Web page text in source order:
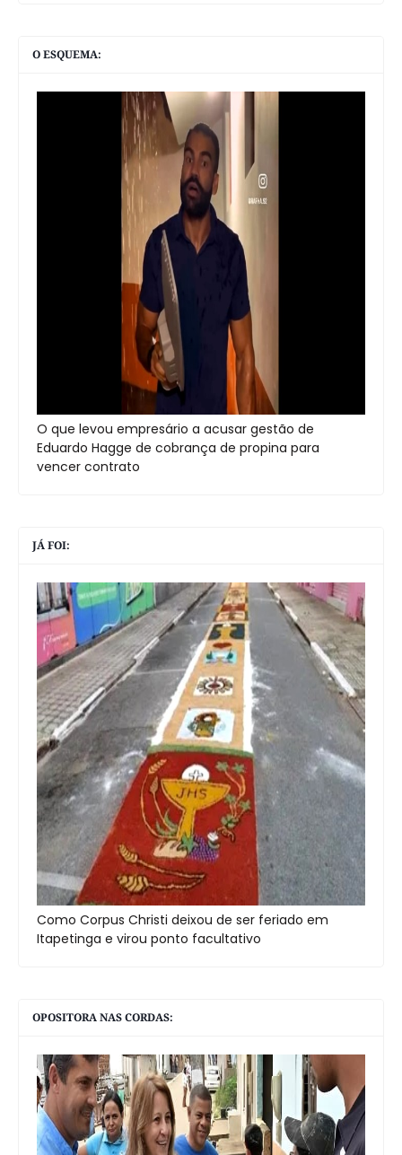
O ESQUEMA:
O que levou empresário a acusar gestão de
Eduardo Hagge de cobrança de propina para
vencer contrato
JÁ FOI:
Como Corpus Christi deixou de ser feriado em
Itapetinga e virou ponto facultativo
OPOSITORA NAS CORDAS: